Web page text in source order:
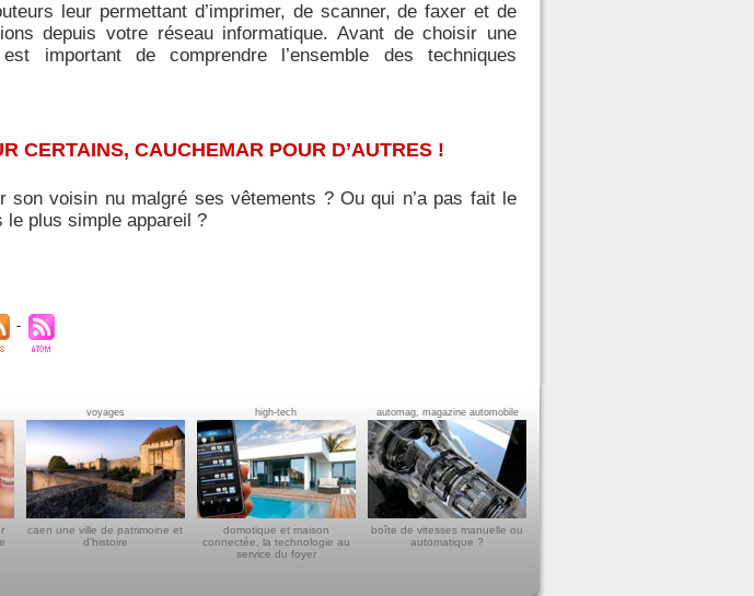
leur permettant d’imprimer, de scanner, de faxer et de
depuis votre réseau informatique. Avant de choisir une
important de comprendre l’ensemble des techniques
CERTAINS, CAUCHEMAR POUR D’AUTRES !
son voisin nu malgré ses vêtements ? Ou qui n’a pas fait le
le plus simple appareil ?
voyages
caen une ville de patrimoine et
d'histoire
high-tech
domotique et maison
connectée, la technologie au
service du foyer
automag, magazine automobile
boîte de vitesses manuelle ou
automatique ?